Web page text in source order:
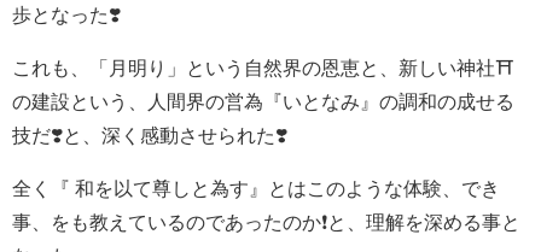
歩となった❣️
これも、「月明り」という自然界の恩恵と、新しい神社⛩️
の建設という、人間界の営為『いとなみ』の調和の成せる
技だ❣️と、深く感動させられた❣️
全く『 和を以て尊しと為す』とはこのような体験、でき
事、をも教えているのであったのか❗️と、理解を深める事と